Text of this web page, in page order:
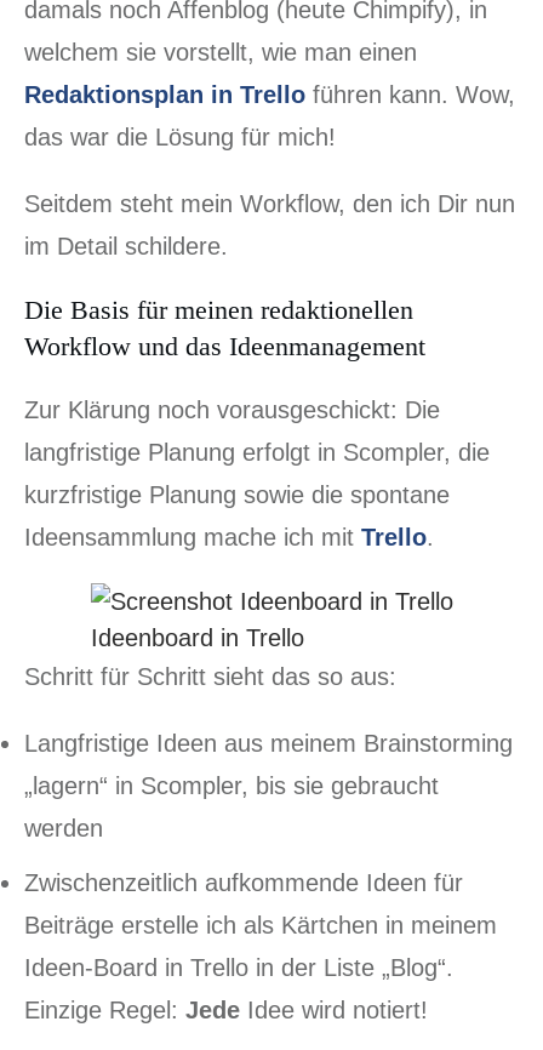
damals noch Affenblog (heute Chimpify), in
welchem sie vorstellt, wie man einen
Redaktionsplan in Trello führen kann. Wow,
das war die Lösung für mich!
Seitdem steht mein Workflow, den ich Dir nun
im Detail schildere.
Die Basis für meinen redaktionellen
Workflow und das Ideenmanagement
Zur Klärung noch vorausgeschickt: Die
langfristige Planung erfolgt in Scompler, die
kurzfristige Planung sowie die spontane
Ideensammlung mache ich mit Trello.
Ideenboard in Trello
Schritt für Schritt sieht das so aus:
Langfristige Ideen aus meinem Brainstorming
„lagern“ in Scompler, bis sie gebraucht
werden
Zwischenzeitlich aufkommende Ideen für
Beiträge erstelle ich als Kärtchen in meinem
Ideen-Board in Trello in der Liste „Blog“.
Einzige Regel: Jede Idee wird notiert!